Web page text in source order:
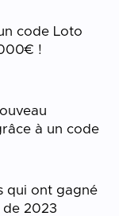
code Loto
!
à un code
qui ont gagné
de 2023